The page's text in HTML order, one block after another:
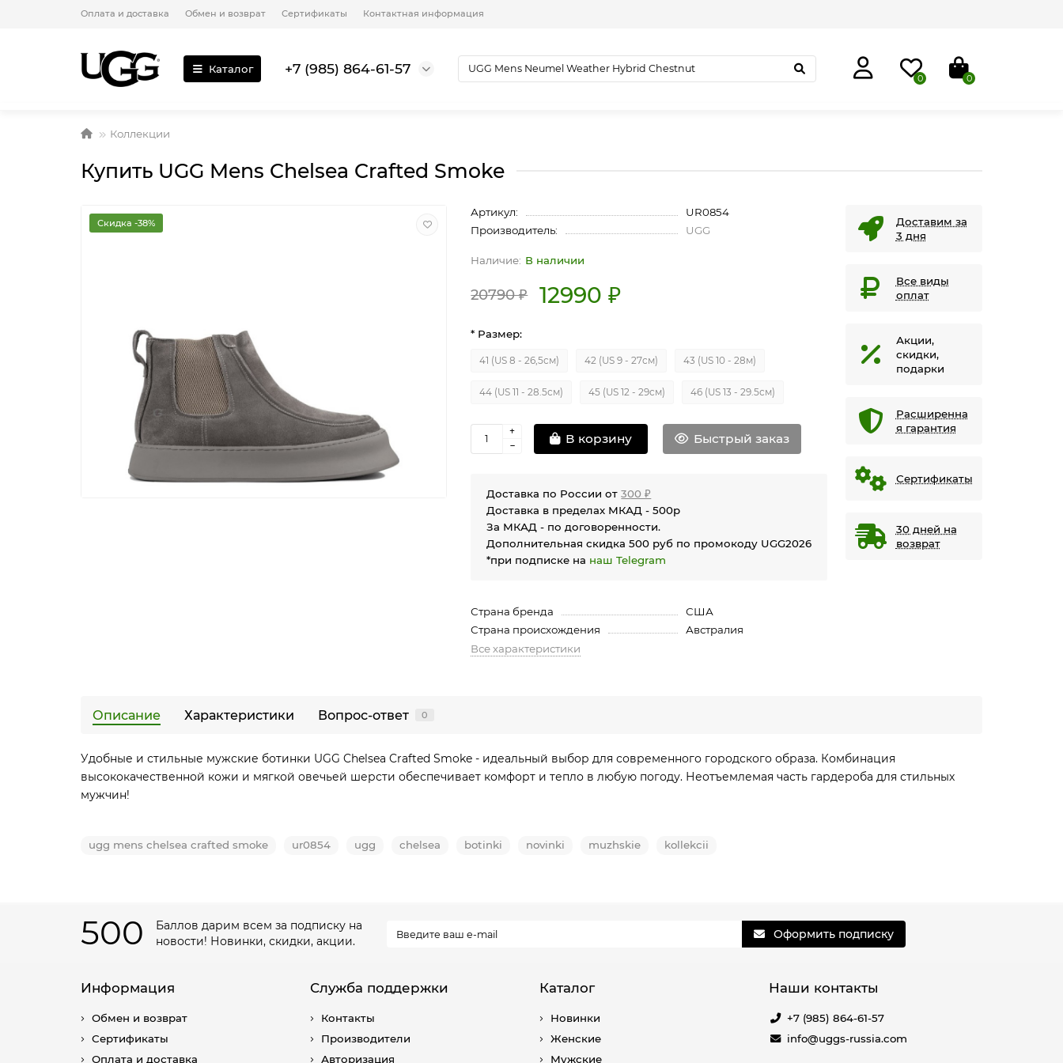
Оплата и доставка Обмен и возврат Сертификаты Контактная информация
Каталог +7 (985) 864-61-57
0 0
Коллекции
Купить UGG Mens Chelsea Crafted Smoke
Скидка -38%
Артикул:
UR0854
Производитель:
UGG
В наличии
20790 ₽ 12990 ₽
* Размер:
41 (US 8 - 26,5см) 42 (US 9 - 27см) 43 (US 10 - 28м)
44 (US 11 - 28.5см) 45 (US 12 - 29см) 46 (US 13 - 29.5см)
В корзину Быстрый заказ
Доставка по России от300 ₽
Доставка в пределах МКАД - 500р
За МКАД - по договоренности.
Дополнительная скидка 500 руб по промокоду UGG2026
*при подписке на наш Telegram
Страна бренда
США
Страна происхождения
Австралия
Все характеристики
Доставим за
3 дня
Все виды
оплат
Акции,
скидки,
подарки
Расширенна
я гарантия
Сертификаты
30 дней на
возврат
Описание Характеристики Вопрос-ответ 0
Удобные и стильные мужские ботинки UGG Chelsea Crafted Smoke - идеальный выбор для современного городского образа. Комбинация
высококачественной кожи и мягкой овечьей шерсти обеспечивает комфорт и тепло в любую погоду. Неотъемлемая часть гардероба для стильных
мужчин!
ugg mens chelsea crafted smoke ur0854 ugg chelsea botinki novinki muzhskie kollekcii
500
Баллов дарим всем за подписку на
новости! Новинки, скидки, акции.
Оформить подписку
Информация
Обмен и возврат
Сертификаты
Оплата и доставка
Служба поддержки
Контакты
Производители
Авторизация
Каталог
Новинки
Женские
Мужские
Наши контакты
+7 (985) 864-61-57
info@uggs-russia.com